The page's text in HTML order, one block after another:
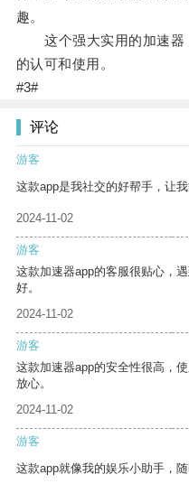
趣。
这个强大实用的加速器
的认可和使用。
#3#
评论
游客
这款app是我社交的好帮手，让
2024-11-02
游客
这款加速器app的客服很贴心，
好。
2024-11-02
游客
这款加速器app的安全性很高，
放心。
2024-11-02
游客
这款app就像我的娱乐小助手，